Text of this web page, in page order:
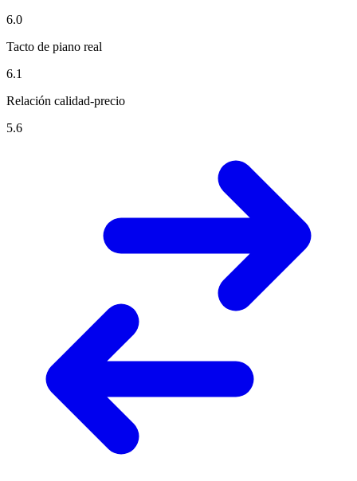
6.0
Tacto de piano real
6.1
Relación calidad-precio
5.6